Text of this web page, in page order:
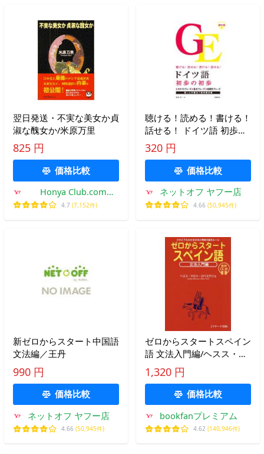
翌日発送・不実な美女か貞
淑な醜女か/米原万里
825 円
価格比較
Honya Club.com
Yahoo!店
4.7 (7,152件)
聴ける！読める！書ける！
話せる！ ドイツ語 初歩の
初歩 音声DL版／宮坂英一
320 円
価格比較
ネットオフ ヤフー店
4.66 (50,945件)
新ゼロからスタート中国語
文法編／王丹
990 円
価格比較
ネットオフ ヤフー店
4.66 (50,945件)
ゼロからスタートスペイン
語 文法入門編/ヘスス・マ
ロト・ロペステジョ
1,320 円
価格比較
bookfanプレミアム
4.62 (140,946件)